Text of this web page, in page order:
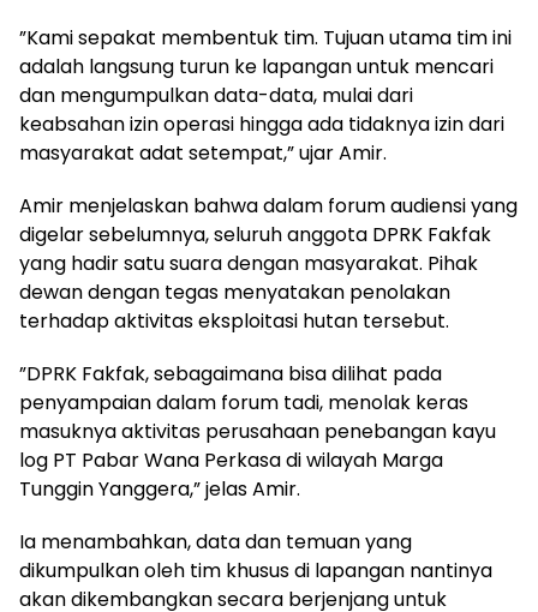
​”Kami sepakat membentuk tim. Tujuan utama tim ini
adalah langsung turun ke lapangan untuk mencari
dan mengumpulkan data-data, mulai dari
keabsahan izin operasi hingga ada tidaknya izin dari
masyarakat adat setempat,” ujar Amir.
​Amir menjelaskan bahwa dalam forum audiensi yang
digelar sebelumnya, seluruh anggota DPRK Fakfak
yang hadir satu suara dengan masyarakat. Pihak
dewan dengan tegas menyatakan penolakan
terhadap aktivitas eksploitasi hutan tersebut.
​”DPRK Fakfak, sebagaimana bisa dilihat pada
penyampaian dalam forum tadi, menolak keras
masuknya aktivitas perusahaan penebangan kayu
log PT Pabar Wana Perkasa di wilayah Marga
Tunggin Yanggera,” jelas Amir.
​Ia menambahkan, data dan temuan yang
dikumpulkan oleh tim khusus di lapangan nantinya
akan dikembangkan secara berjenjang untuk